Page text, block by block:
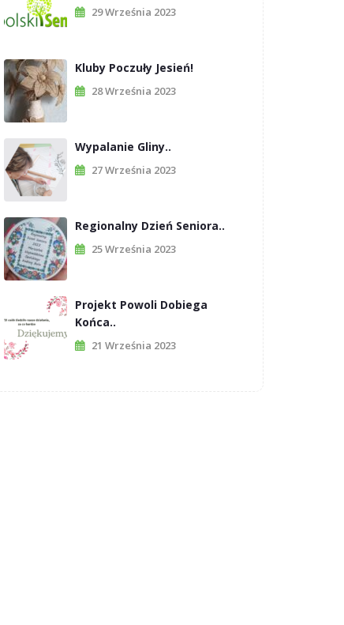
29 Września 2023
Kluby Poczuły Jesień!
28 Września 2023
Wypalanie Gliny..
27 Września 2023
Regionalny Dzień Seniora..
25 Września 2023
Projekt Powoli Dobiega
Końca..
21 Września 2023